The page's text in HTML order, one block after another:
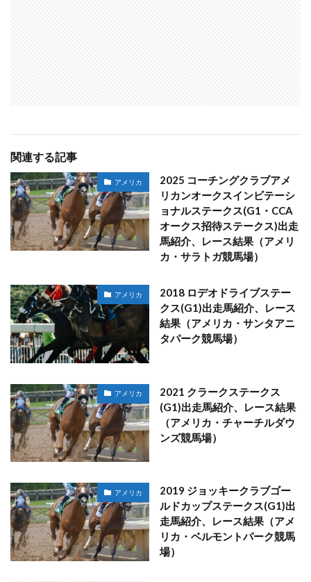
関連する記事
アメリカ
2025 コーチングクラブアメ
リカンオークスインビテーシ
ョナルステークス(G1・CCA
オークス招待ステークス)出走
馬紹介、レース結果（アメリ
カ・サラトガ競馬場）
アメリカ
2018 ロデオドライブステー
クス(G1)出走馬紹介、レース
結果（アメリカ・サンタアニ
タパーク競馬場）
アメリカ
2021 クラークステークス
(G1)出走馬紹介、レース結果
（アメリカ・チャーチルダウ
ンズ競馬場）
アメリカ
2019 ジョッキークラブゴー
ルドカップステークス(G1)出
走馬紹介、レース結果（アメ
リカ・ベルモントパーク競馬
場）